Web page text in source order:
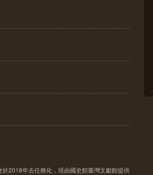
2018年去任務化，現由國史館臺灣文獻館提供